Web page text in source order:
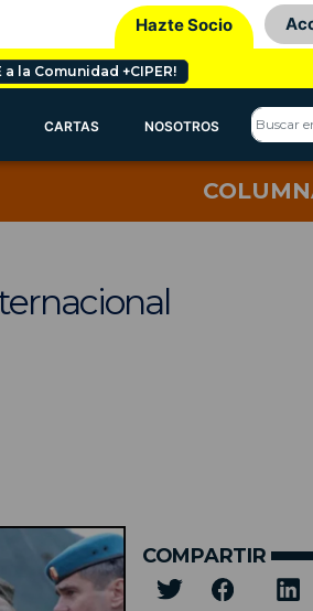
Hazte Socio
a la Comunidad +CIPER!
CARTAS NOSOTROS
COMPARTIR